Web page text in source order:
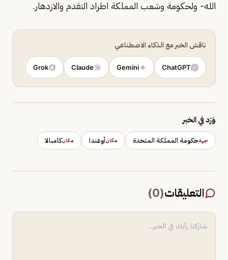
الله- ولحكومة وشعب المملكة اطراد التقدم والازدهار.
ناقش الخبر مع الذكاء الاصطناعي
ChatGPT
Gemini
Claude
Grok
وَرَد في الخبر
جهةحكومة المملكة المتحدة مكانأوغندا مكانكامبالا
التعليقات(
0
)